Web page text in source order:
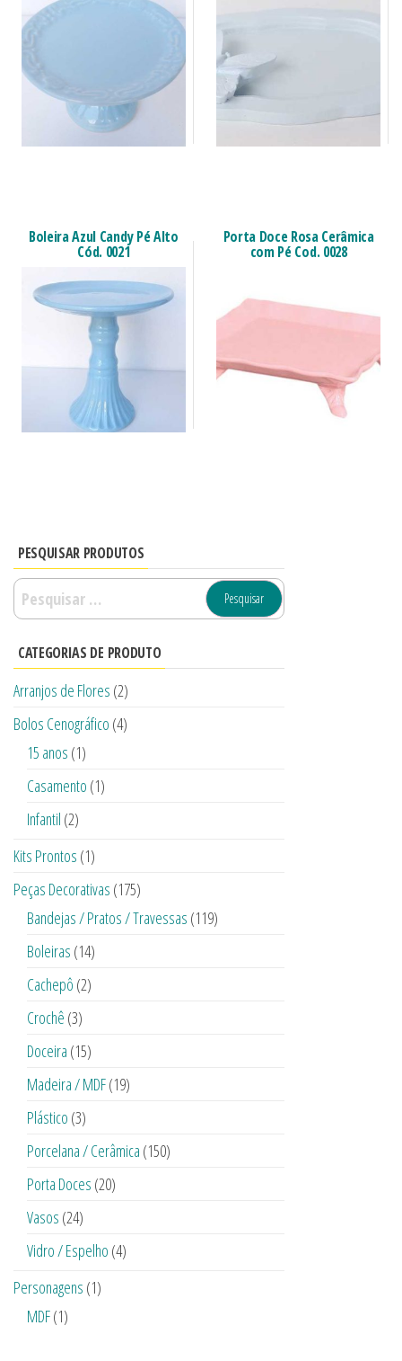
Boleira Azul Candy Pé Alto
Cód. 0021
Porta Doce Rosa Cerâmica
com Pé Cod. 0028
PESQUISAR PRODUTOS
CATEGORIAS DE PRODUTO
Arranjos de Flores (2)
Bolos Cenográfico (4)
15 anos (1)
Casamento (1)
Infantil (2)
Kits Prontos (1)
Peças Decorativas (175)
Bandejas / Pratos / Travessas (119)
Boleiras (14)
Cachepô (2)
Crochê (3)
Doceira (15)
Madeira / MDF(19)
Plástico (3)
Porcelana / Cerâmica (150)
Porta Doces (20)
Vasos (24)
Vidro / Espelho (4)
Personagens (1)
MDF(1)